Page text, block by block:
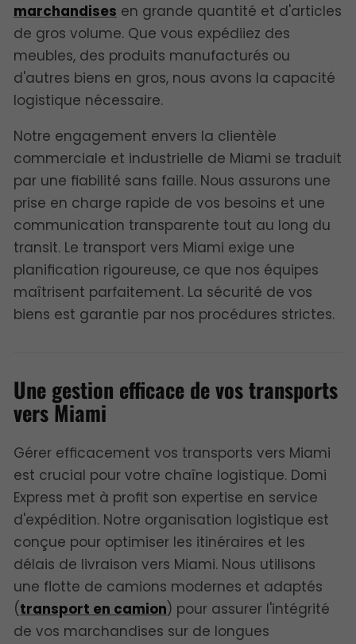
marchandises en grande quantité et d'articles
de gros volume. Que vous expédiiez des
meubles, des produits manufacturés ou
d'autres biens en gros, nous avons la capacité
logistique nécessaire.
Notre engagement envers la clientèle
commerciale et industrielle de Miami se traduit
par une fiabilité sans faille. Nous assurons une
prise en charge rapide de vos besoins et une
communication transparente tout au long du
transit. Le transport vers Miami exige une
planification rigoureuse, ce que nos équipes
maîtrisent parfaitement. La sécurité de vos
biens est garantie par nos procédures strictes.
Une gestion efficace de vos transports
vers Miami
Gérer efficacement vos transports vers Miami
est crucial pour votre chaîne logistique. Domi
Express met à profit son expertise en service
d'expédition. Notre organisation logistique est
conçue pour optimiser les itinéraires et les
délais de livraison vers Miami. Nous utilisons
une flotte de camions modernes et adaptés
(transport en camion) pour assurer l'intégrité
de vos marchandises sur de longues